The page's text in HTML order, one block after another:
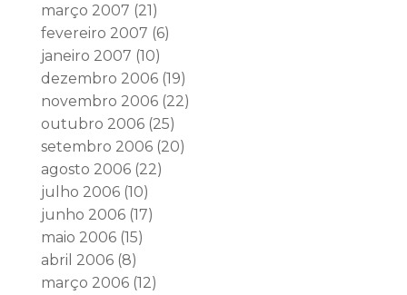
março 2007 (21)
fevereiro 2007 (6)
janeiro 2007 (10)
dezembro 2006(19)
novembro 2006(22)
outubro 2006(25)
setembro 2006(20)
agosto 2006(22)
julho 2006(10)
junho 2006(17)
maio 2006(15)
abril 2006(8)
março 2006(12)